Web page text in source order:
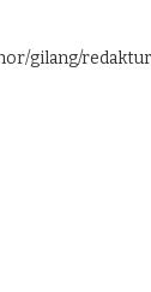
gilang/